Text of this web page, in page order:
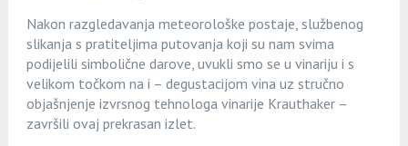
Nakon razgledavanja meteorološke postaje, službenog
slikanja s pratiteljima putovanja koji su nam svima
podijelili simbolične darove, uvukli smo se u vinariju i s
velikom točkom na i – degustacijom vina uz stručno
objašnjenje izvrsnog tehnologa vinarije Krauthaker –
završili ovaj prekrasan izlet.